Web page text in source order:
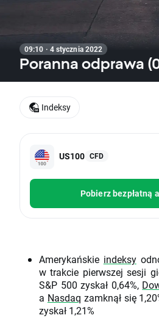
09:10 · 4 stycznia 2022
Poranna odprawa
US100 CFD
Pobierz bezpłatną
Amerykańskie indeksy
w trakcie pierwszej sesji
S&P 500 zyskał 0,64%,
a Nasdaq zamknął się
zyskał 1,21%
Indeksy